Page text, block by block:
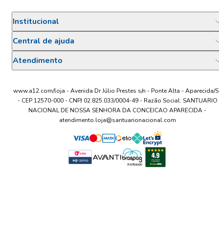
Institucional
Central de ajuda
Atendimento
www.a12.com/loja - Avenida Dr Júlio Prestes s/n - Ponte Alta - Aparecida/
- CEP 12570-000 - CNPJ 02.825.033/0004-49 - Razão Social: SANTUARIO
NACIONAL DE NOSSA SENHORA DA CONCEICAO APARECIDA -
atendimento.loja@santuarionacional.com